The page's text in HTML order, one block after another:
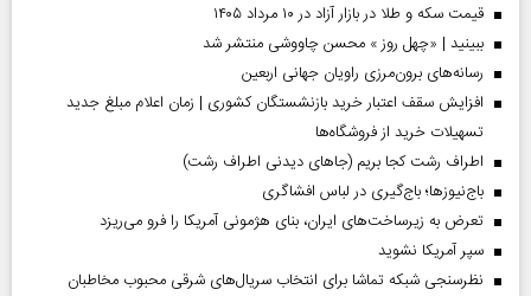
قیمت سکه و طلا در بازار آزاد در ۱۰ مرداد ۱۴۰۵
ببینید | «چهل روز » محسن چاووشی منتشر شد
رسانه‌های برون‌مرزی راویان جهانی اربعین
افزایش سقف اعتبار خرید بازنشستگان کشوری | زمان اعلام مبلغ جدید
تسهیلات خرید از فروشگاه‌ها
اطراف رشت کجا بریم (جاهای دیدنی اطراف رشت)
باج‌نیوزها؛ باج‌گیری در لباس افشاگری
تعرض به زیرساخت‌های ایران، بنای هژمونی آمریکا را فرو می‌ریزد
سپر آمریکا نشوید
نظرسنجی شبکه تماشا برای انتخاب سریال‌های شرقی محبوب مخاطبان